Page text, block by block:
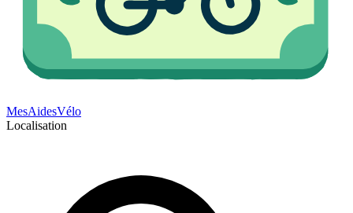
MesAidesVélo
Localisation